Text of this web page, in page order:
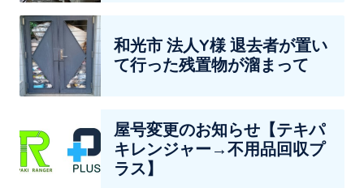
和光市 法人Y様 退去者が置い
て行った残置物が溜まって
屋号変更のお知らせ【テキパ
キレンジャー→不用品回収プ
ラス】